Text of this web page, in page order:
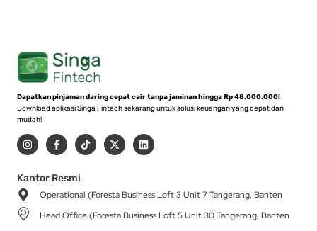
Dapatkan pinjaman daring cepat cair tanpa jaminan hingga Rp 48.000.000!
Download aplikasi Singa Fintech sekarang untuk solusi keuangan yang cepat dan
mudah!
I
n
s
a
g
r
a
m
F
a
c
b
o
-
T
i
k
X
-
t
t
r
L
i
n
i
Kantor Resmi
Operational (Foresta Business Loft 3 Unit 7 Tangerang, Banten
Head Office (Foresta Business Loft 5 Unit 30 Tangerang, Banten